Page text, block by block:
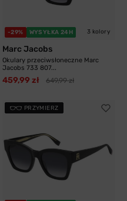
-29% WYSYŁKA 24H 3 kolory
Marc Jacobs
Okulary przeciwsłoneczne Marc
Jacobs 733 807...
459,99 zł 649,99 zł
PRZYMIERZ